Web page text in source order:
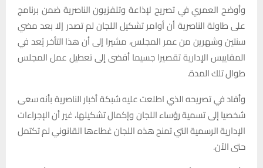
وأوضح العمري في تصريح لإذاعة وتلفزيون الناصرية ضمن برنامج
على طاولة الناصرية أن أوامر تشكيل اللجان لم تصدر إلا بعد مضي
سنتين وشهرين من عمر المجلس، مشيرا إلى أن هذا التأخر يُعد في
المقاييس الإدارية تقصيرا جسيما أفضى إلى تعطيل عمل المجلس
طوال تلك المدة.
وأفاد في تصريحه الذي اطلعت عليه شبكة أخبار الناصرية بأنه سعى
شخصيا إلى تسمية رؤساء اللجان وإكمال تشكيلها، غير أن الإجراءات
الإدارية الرسمية التي تمنح هذه اللجان غطاءها القانوني لم تكتمل
حتى الآن.